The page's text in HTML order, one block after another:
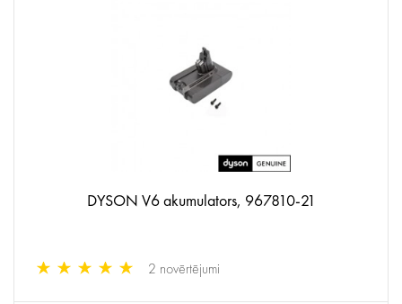
DYSON V6 akumulators, 967810-21
2 novērtējumi